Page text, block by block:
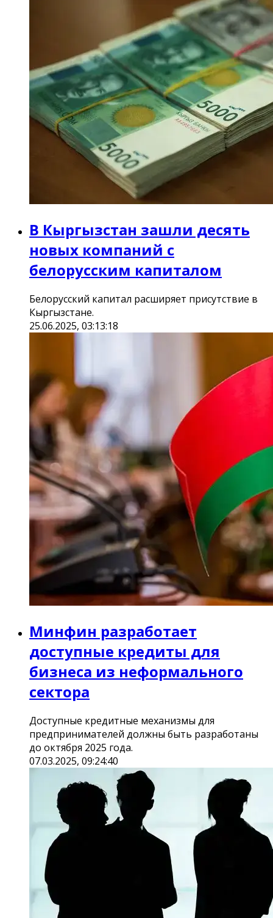
В Кыргызстан зашли десять
новых компаний с
белорусским капиталом
Белорусский капитал расширяет присутствие в
Кыргызстане.
25.06.2025, 03:13:18
Минфин разработает
доступные кредиты для
бизнеса из неформального
сектора
Доступные кредитные механизмы для
предпринимателей должны быть разработаны
до октября 2025 года.
07.03.2025, 09:24:40